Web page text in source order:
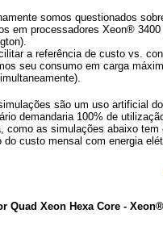
somos questionados
em processadores Xeon®
a referência de custo vs.
seu consumo em carga
são um uso artificial
demandaria 100% de
como as simulações abaixo
do custo mensal com energia
Quad Xeon Hexa Core -